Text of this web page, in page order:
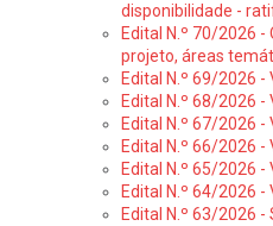
disponibilidade -
Edital N.º 70/2026
projeto, áreas
Edital N.º 69/2026
Edital N.º 68/2026
Edital N.º 67/2026
Edital N.º 66/2026
Edital N.º 65/2026
Edital N.º 64/2026
Edital N.º 63/2026